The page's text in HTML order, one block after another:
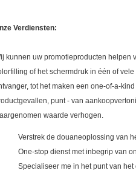
Verdiensten:
kunnen uw promotieproducten helpen
of het schermdruk in één of
tot het maken een one-of-a-
punt - van
waarde verhogen.
Verstrek de douaneoplossing van
One-stop dienst met inbegrip van
Specialiseer me in het punt van